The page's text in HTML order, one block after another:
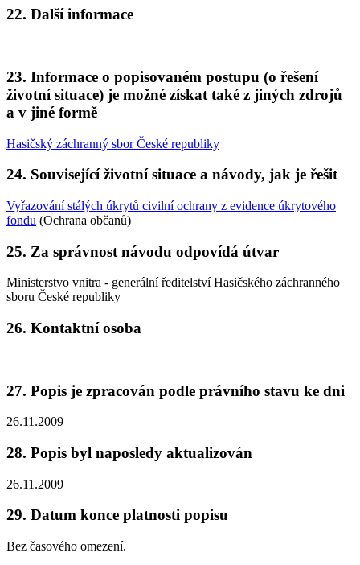
22. Další informace
23. Informace o popisovaném postupu (o řešení
životní situace) je možné získat také z jiných zdrojů
a v jiné formě
Hasičský záchranný sbor České republiky
24. Související životní situace a návody, jak je řešit
Vyřazování stálých úkrytů civilní ochrany z evidence úkrytového
fondu (Ochrana občanů)
25. Za správnost návodu odpovídá útvar
Ministerstvo vnitra - generální ředitelství Hasičského záchranného
sboru České republiky
26. Kontaktní osoba
27. Popis je zpracován podle právního stavu ke dni
26.11.2009
28. Popis byl naposledy aktualizován
26.11.2009
29. Datum konce platnosti popisu
Bez časového omezení.